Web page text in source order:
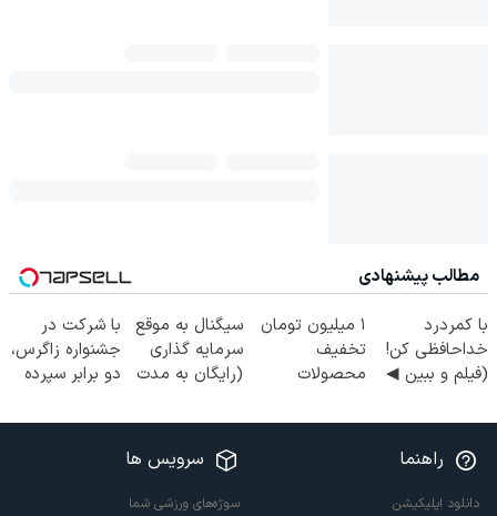
مطالب پیشنهادی
با کمردرد
خداحافظی کن!
(فیلم و ببین ◀
پرکن)
۱ میلیون تومان
تخفیف
محصولات
نزدیک‌تر به
سیگنال به موقع
سرمایه گذاری
(رایگان به مدت
با شرکت در
جشنواره زاگرس،
دو برابر سپرده
کنید
راهنما
دانلود اپلیکیشن
سرویس ها
سوژه‌های ورزشی شما